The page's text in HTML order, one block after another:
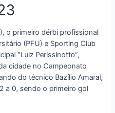
o primeiro dérbi profissional
(PFU) e Sporting Club
“Luiz Perissinotto”,
cidade no Campeonato
do técnico Bazílio Amaral,
a 0, sendo o primeiro gol